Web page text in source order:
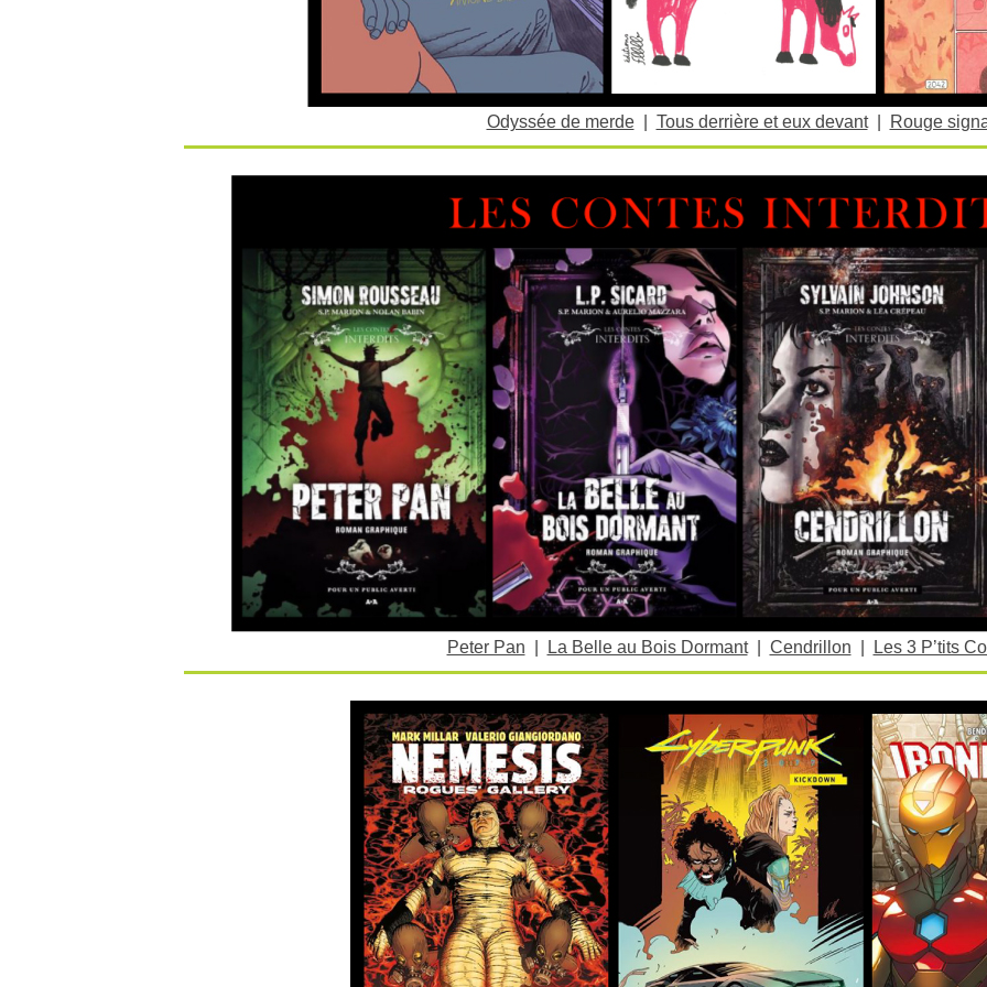
Odyssée de merde| Tous derrière et eux devant| Rouge
Peter Pan La Belle au Bois Dormant| Cendrillon Les 3 P’tits